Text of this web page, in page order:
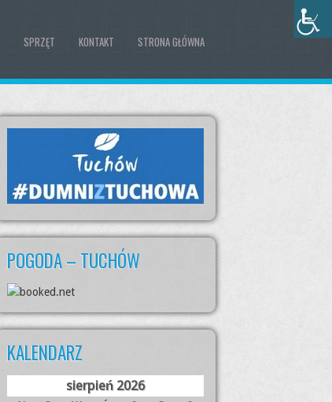
STRONA GŁÓWNA
KONTAKT
SPRZĘT
POGODA – TUCHÓW
KALENDARZ
sierpień 2026